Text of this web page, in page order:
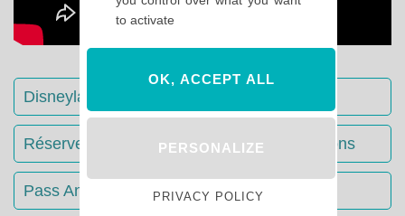
Disneyland Paris : Le guide complet
Réserver votre séjour : toutes les informations
Pass Annuels Disney : informations
to activate
OK, ACCEPT ALL
PERSONALIZE
PRIVACY POLICY